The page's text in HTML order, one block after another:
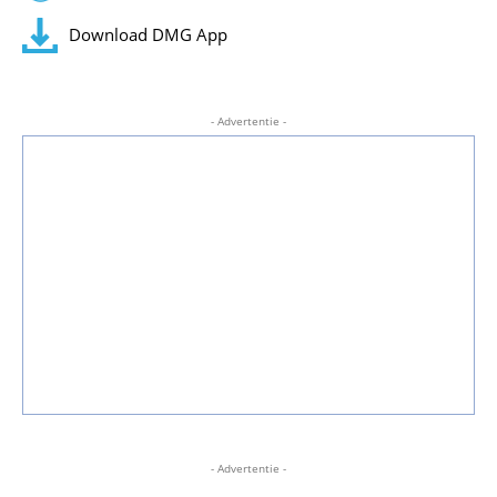
Download DMG App
- Advertentie -
- Advertentie -